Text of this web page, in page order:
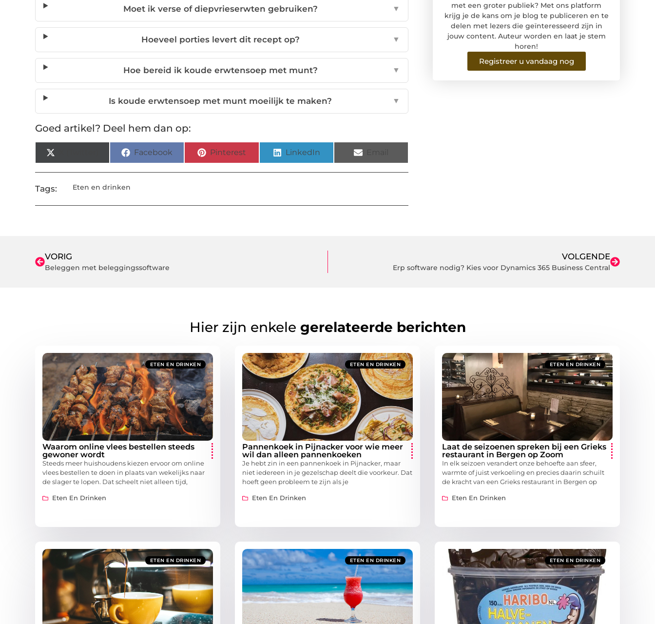
Moet ik verse of diepvrieserwten gebruiken? ▼
Hoeveel porties levert dit recept op? ▼
Hoe bereid ik koude erwtensoep met munt? ▼
Is koude erwtensoep met munt moeilijk te maken? ▼
Goed artikel? Deel hem dan op:
Facebook Pinterest LinkedIn
Tags: Eten en drinken
met een groter publiek? Met ons platform
krijg je de kans om je blog te publiceren en te
delen met lezers die geïnteresseerd zijn in
jouw content. Auteur worden en laat je stem
horen!
Registreer u vandaag nog
VORIG
Beleggen met beleggingssoftware
VOLGENDE
Erp software nodig? Kies voor Dynamics 365 Business Central
Hier zijn enkele gerelateerde berichten
ETEN EN DRINKEN
Waarom online vlees bestellen steeds
gewoner wordt
Steeds meer huishoudens kiezen ervoor om online
vlees bestellen te doen in plaats van wekelijks naar
de slager te lopen. Dat scheelt niet alleen tijd,
Eten En Drinken
ETEN EN DRINKEN
Pannenkoek in Pijnacker voor wie meer
wil dan alleen pannenkoeken
Je hebt zin in een pannenkoek in Pijnacker, maar
niet iedereen in je gezelschap deelt die voorkeur. Dat
hoeft geen probleem te zijn als je
Eten En Drinken
ETEN EN DRINKEN
Laat de seizoenen spreken bij een Grieks
restaurant in Bergen op Zoom
In elk seizoen verandert onze behoefte aan sfeer,
warmte of juist verkoeling en precies daarin schuilt
de kracht van een Grieks restaurant in Bergen op
Eten En Drinken
ETEN EN DRINKEN ETEN EN DRINKEN ETEN EN DRINKEN